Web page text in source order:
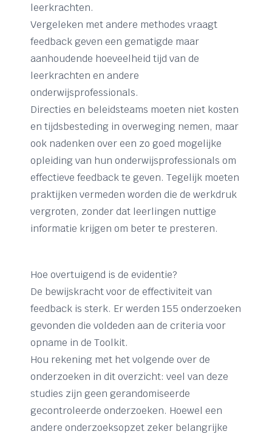
leerkrachten.
Vergeleken met andere methodes vraagt
feedback geven een gematigde maar
aanhoudende hoeveelheid tijd van de
leerkrachten en andere
onderwijsprofessionals.
Directies en beleidsteams moeten niet kosten
en tijdsbesteding in overweging nemen, maar
ook nadenken over een zo goed mogelijke
opleiding van hun onderwijsprofessionals om
effectieve feedback te geven. Tegelijk moeten
praktijken vermeden worden die de werkdruk
vergroten, zonder dat leerlingen nuttige
informatie krijgen om beter te presteren.
Hoe overtuigend is de evidentie?
De bewijskracht voor de effectiviteit van
feedback is sterk. Er werden 155 onderzoeken
gevonden die voldeden aan de criteria voor
opname in de Toolkit.
Hou rekening met het volgende over de
onderzoeken in dit overzicht: veel van deze
studies zijn geen gerandomiseerde
gecontroleerde onderzoeken. Hoewel een
andere onderzoeksopzet zeker belangrijke